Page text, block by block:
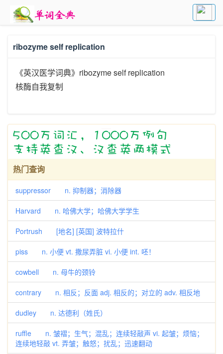
ribozyme self replication
《英汉医学词典》ribozyme self replication
核酶自我复制
热门查询
suppressor n. 抑制器；消除器
Harvard n. 哈佛大学；哈佛大学学生
Portrush [地名] [英国] 波特拉什
piss n. 小便 vt. 撒尿弄脏 vi. 小便 int. 呸！
cowbell n. 母牛的颈铃
contrary n. 相反；反面 adj. 相反的；对立的 adv. 相反地
dudley n. 达德利（姓氏）
ruffle n. 皱褶；生气；混乱；连续轻敲声 vi. 起皱；烦恼；
连续地轻敲 vt. 弄皱；触怒；扰乱；迅速翻动